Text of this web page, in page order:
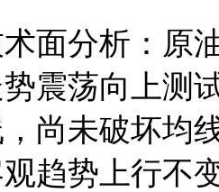
分析：原
震荡向上测
尚未破坏均
趋势上行不